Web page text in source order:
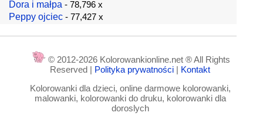
Dora i małpa - 78,796 x
Peppy ojciec - 77,427 x
© 2012-2026 Kolorowankionline.net ® All Rights
Reserved | Polityka prywatności | Kontakt
Kolorowanki dla dzieci, online darmowe kolorowanki,
malowanki, kolorowanki do druku, kolorowanki dla
doroslych